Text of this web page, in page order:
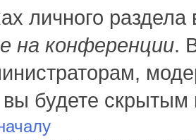
личного
на конференции.
будете скрытым